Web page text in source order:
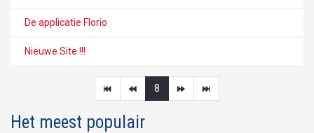
De applicatie Florio
Nieuwe Site !!!
8
Het meest populair